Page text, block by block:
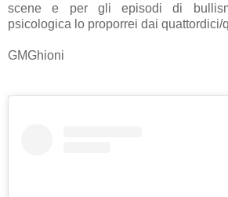
scene e per gli episodi di
psicologica lo proporrei dai quattordici/
GMGhioni